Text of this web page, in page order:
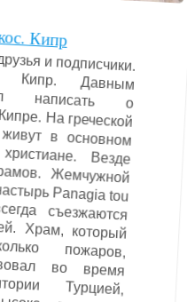
Кипр
и подписчики.
Кипр. Давным
написать о
На греческой
в основном
Везде
Жемчужной
Panagia tou
съезжаются
Храм, который
пожаров,
во время
Турцией,
в горах.